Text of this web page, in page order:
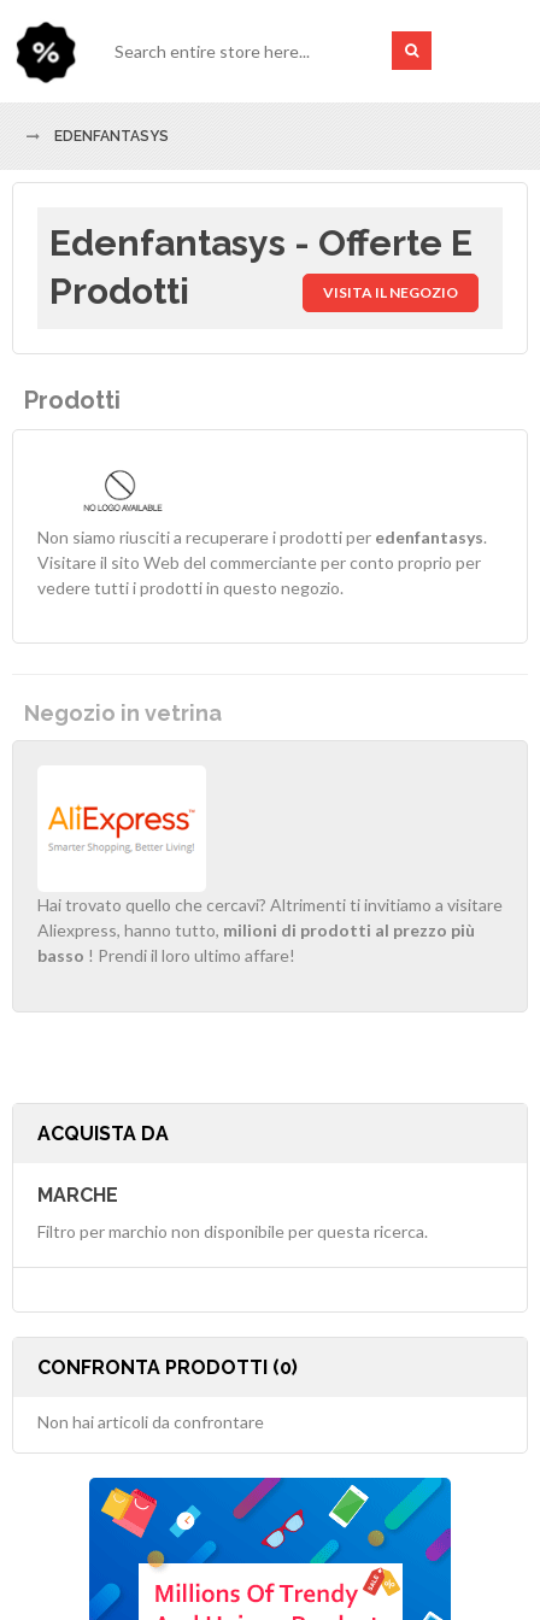
EDENFANTASYS
Edenfantasys - Offerte E
Prodotti
VISITA IL NEGOZIO
Prodotti
Non siamo riusciti a recuperare i prodotti per edenfantasys.
Visitare il sito Web del commerciante per conto proprio per
vedere tutti i prodotti in questo negozio.
Negozio in vetrina
Hai trovato quello che cercavi? Altrimenti ti invitiamo a visitare
Aliexpress, hanno tutto, milioni di prodotti al prezzo più
basso ! Prendi il loro ultimo affare!
ACQUISTA DA
MARCHE
Filtro per marchio non disponibile per questa ricerca.
CONFRONTA PRODOTTI (0)
Non hai articoli da confrontare